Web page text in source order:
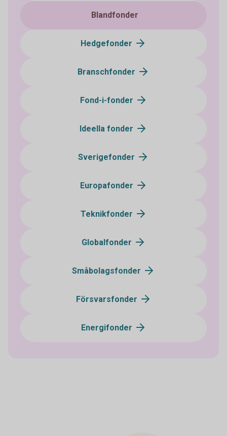
Blandfonder
Hedgefonder
Branschfonder
Fond-i-fonder
Ideella fonder
Sverigefonder
Europafonder
Teknikfonder
Globalfonder
Småbolagsfonder
Försvarsfonder
Energifonder